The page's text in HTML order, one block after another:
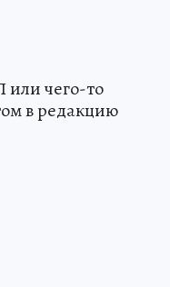
или чего-то
в редакцию